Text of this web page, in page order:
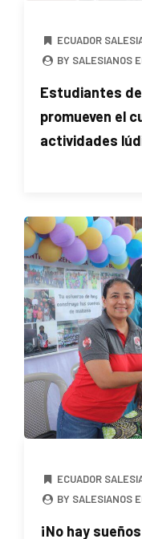
ECUADOR
BY SALESIANOS
Estudiantes
promueven el
actividades
ECUADOR
BY SALESIANOS
¡No hay